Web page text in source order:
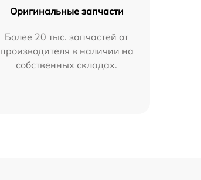
Оригинальные запчасти
Более 20 тыс. запчастей от
производителя в наличии на
собственных складах.